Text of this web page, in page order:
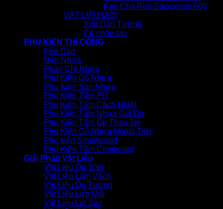
Keo Chà Ron Sikaceram 608
VẬT LIỆU MỚI
Xốp Dán Tường
Cỏ nhân tạo
PHỤ KIỆN THI CÔNG
Keo Dán
Nẹp Nhựa
Phào Chỉ Nhựa
Phụ Kiện Gỗ Nhựa
Phụ Kiện Sàn Nhựa
Phụ Kiện Tấm PU
Phụ Kiện Tấm Cách Nhiệt
Phụ Kiện Tấm Nhựa Giả Đá
Phụ Kiện Tấm Ốp Than Tre
Phụ Kiện Gỗ Nhựa Ngoài Trời
Phụ kiện Smartwood
Phụ Kiện Tấm Cemboard
Giải Pháp Vật Liệu
Vật Liệu Ốp Trần
Vật Liệu Làm Vách
Vật Liệu Ốp Tường
Vật Liệu Lợp Mái
Vật Liệu Lót Sàn